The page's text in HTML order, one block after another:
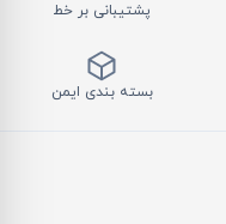
پشتیبانی بر خط
بسته بندی ایمن